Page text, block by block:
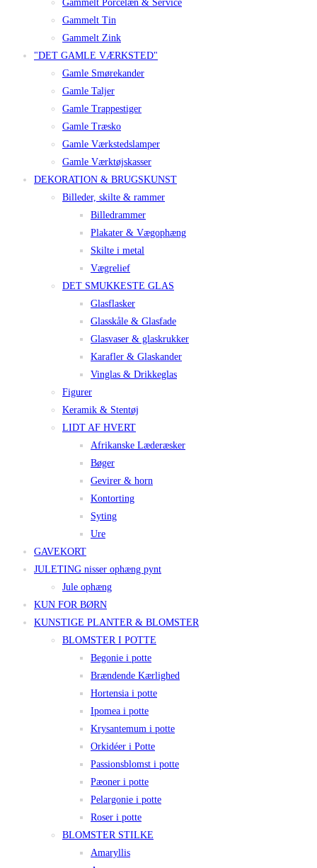
Gammelt Porcelæn & Service
Gammelt Tin
Gammelt Zink
"DET GAMLE VÆRKSTED"
Gamle Smørekander
Gamle Taljer
Gamle Trappestiger
Gamle Træsko
Gamle Værkstedslamper
Gamle Værktøjskasser
DEKORATION & BRUGSKUNST
Billeder, skilte & rammer
Billedrammer
Plakater & Vægophæng
Skilte i metal
Vægrelief
DET SMUKKESTE GLAS
Glasflasker
Glasskåle & Glasfade
Glasvaser & glaskrukker
Karafler & Glaskander
Vinglas & Drikkeglas
Figurer
Keramik & Stentøj
LIDT AF HVERT
Afrikanske Læderæsker
Bøger
Gevirer & horn
Kontorting
Syting
Ure
GAVEKORT
JULETING nisser ophæng pynt
Jule ophæng
KUN FOR BØRN
KUNSTIGE PLANTER & BLOMSTER
BLOMSTER I POTTE
Begonie i potte
Brændende Kærlighed
Hortensia i potte
Ipomea i potte
Krysantemum i potte
Orkidéer i Potte
Passionsblomst i potte
Pæoner i potte
Pelargonie i potte
Roser i potte
BLOMSTER STILKE
Amaryllis